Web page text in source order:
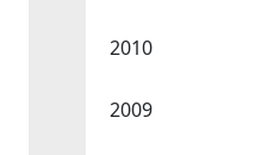
2010
2009